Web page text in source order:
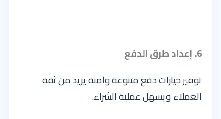
6. إعداد طرق الدفع
توفير خيارات دفع متنوعة وآمنة يزيد من ثقة
العملاء ويسهل عملية الشراء.